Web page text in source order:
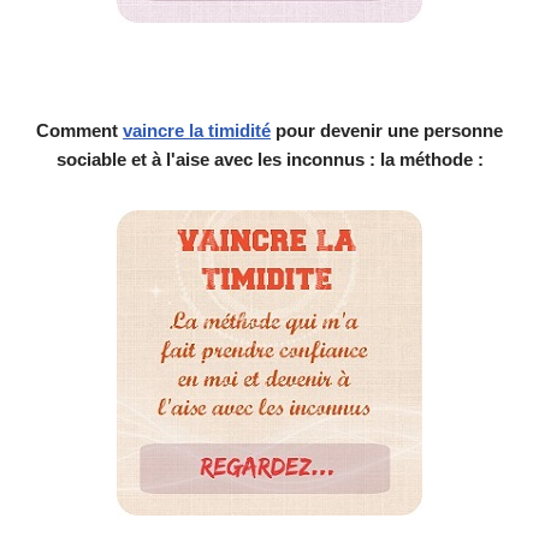
Comment vaincre la timidité pour devenir une personne
sociable et à l'aise avec les inconnus : la méthode :